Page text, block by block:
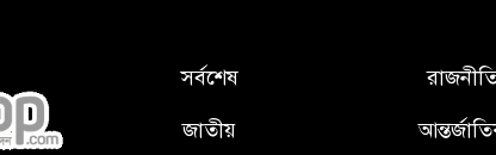
সর্বশেষ
জাতীয়